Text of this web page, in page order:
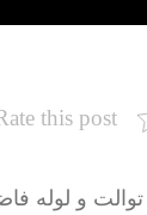
this post
و لوله